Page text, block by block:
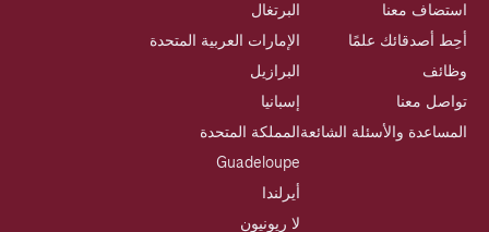
استضاف معنا
أحِط أصدقائك علمًا
وظائف
تواصل معنا
المساعدة والأسئلة الشائعة
البرتغال
الإمارات العربية المتحدة
البرازيل
إسبانيا
المملكة المتحدة
Guadeloupe
أيرلندا
لا ريونيون